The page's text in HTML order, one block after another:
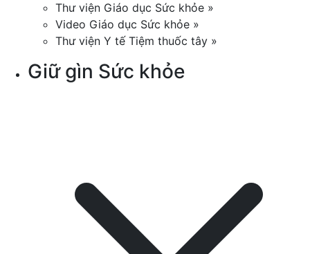
Thư viện Giáo dục Sức khỏe »
Video Giáo dục Sức khỏe »
Thư viện Y tế Tiệm thuốc tây »
Giữ gìn Sức khỏe